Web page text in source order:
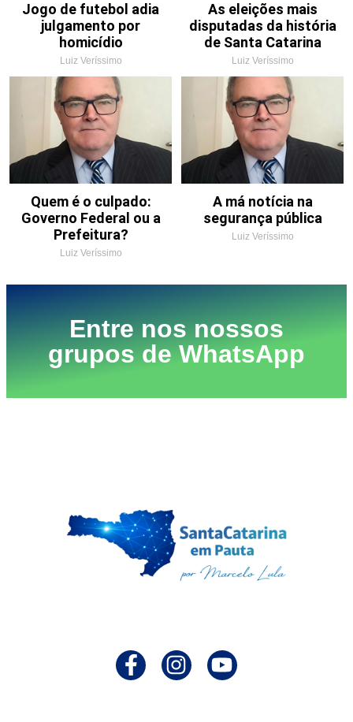
Jogo de futebol adia
julgamento por
homicídio
Luiz Veríssimo
As eleições mais
disputadas da história
de Santa Catarina
Luiz Veríssimo
Quem é o culpado:
Governo Federal ou a
Prefeitura?
Luiz Veríssimo
A má notícia na
segurança pública
Luiz Veríssimo
Entre nos nossos
grupos de WhatsApp